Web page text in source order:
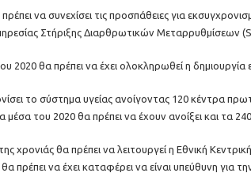
να συνεχίσει τις προσπάθειες για
Στήριξης Διαρθρωτικών Μεταρρυθμίσεων
2020 θα πρέπει να έχει ολοκληρωθεί η
το σύστημα υγείας ανοίγοντας 120 κέντρα
μέσα του 2020 θα πρέπει να έχουν ανοίξει και τα
χρονιάς θα πρέπει να λειτουργεί η Εθνική
πρέπει να έχει καταφέρει να είναι υπεύθυνη για